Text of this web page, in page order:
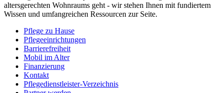
altersgerechten Wohnraums geht - wir stehen Ihnen mit fundiertem
Wissen und umfangreichen Ressourcen zur Seite.
Pflege zu Hause
Pflegeeinrichtungen
Barrierefreiheit
Mobil im Alter
Finanzierung
Kontakt
Pflegedienstleister-Verzeichnis